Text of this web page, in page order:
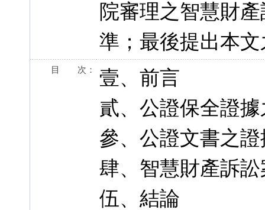
院審理之智慧財
準；最後提出本
目 次：
壹、前言
貳、公證保全證
參、公證文書之
肆、智慧財產訴
伍、結論